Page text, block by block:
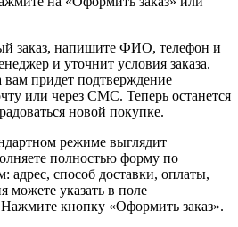
заказ, напишите ФИО, телефон и
и уточнит условия заказа.
вам придет подтверждение
или через СМС. Теперь останется
новой покупке.
режиме выглядит
полностью форму по
адрес, способ доставки, оплаты,
можете указать в поле
кнопку «Оформить заказ».